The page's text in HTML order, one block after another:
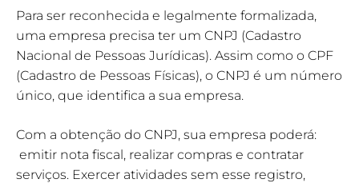
Para ser reconhecida e legalmente formalizada,
uma empresa precisa ter um CNPJ (Cadastro
Nacional de Pessoas Jurídicas). Assim como o CPF
(Cadastro de Pessoas Físicas), o CNPJ é um número
único, que identifica a sua empresa.
Com a obtenção do CNPJ, sua empresa poderá:
emitir nota fiscal, realizar compras e contratar
serviços. Exercer atividades sem esse registro,